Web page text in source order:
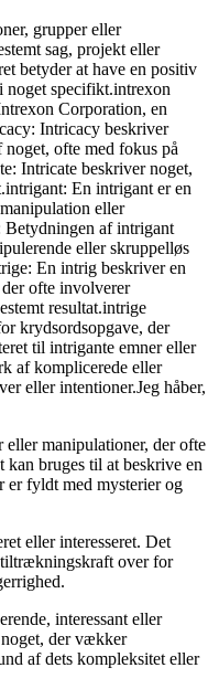
grupper eller
sag, projekt eller
betyder at have en positiv
noget specifikt.intrexon
Corporation, en
Intricacy beskriver
ofte med fokus på
Intricate beskriver noget,
En intrigant er en
eller
af ​​intrigant
eller skruppelløs
En intrig beskriver en
ofte involverer
resultat.intrige
krydsordsopgave, der
til intrigante emner eller
af komplicerede eller
eller intentioner.Jeg håber,
manipulationer, der ofte
bruges til at beskrive en
er fyldt med mysterier og
eller interesseret. Det
over for
interessant eller
der vækker
af dets kompleksitet eller